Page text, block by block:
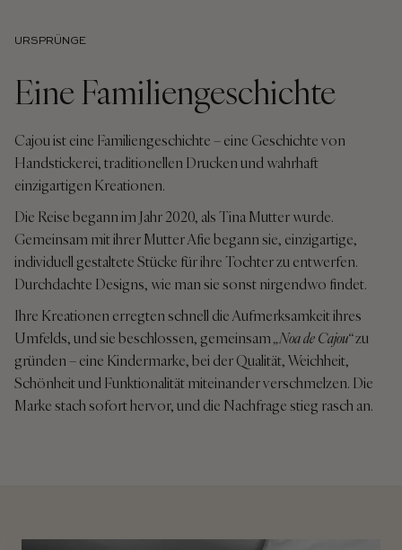
URSPRÜNGE
Eine Familiengeschichte
Cajou ist eine Familiengeschichte – eine Geschichte von
Handstickerei, traditionellen Drucken und wahrhaft
einzigartigen Kreationen.
Die Reise begann im Jahr 2020, als Tina Mutter wurde.
Gemeinsam mit ihrer Mutter Afie begann sie, einzigartige,
individuell gestaltete Stücke für ihre Tochter zu entwerfen.
Durchdachte Designs, wie man sie sonst nirgendwo findet.
Ihre Kreationen erregten schnell die Aufmerksamkeit ihres
Umfelds, und sie beschlossen, gemeinsam„Noa de Cajou“zu
gründen – eine Kindermarke, bei der Qualität, Weichheit,
Schönheit und Funktionalität miteinander verschmelzen. Die
Marke stach sofort hervor, und die Nachfrage stieg rasch an.